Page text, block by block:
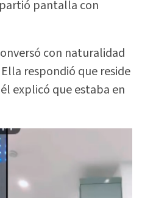
pantalla con
con naturalidad
respondió que reside
explicó que estaba en